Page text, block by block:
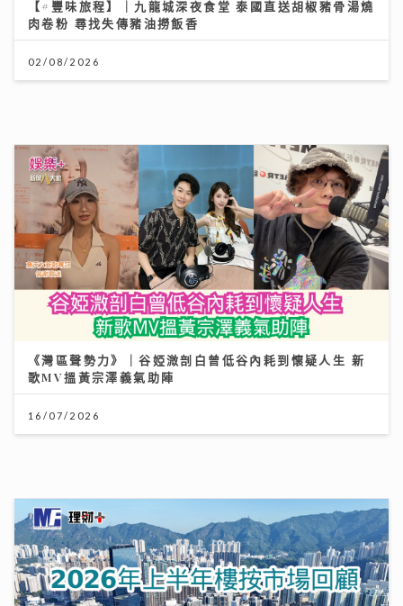
2026年上半年樓按市場回顧
《第四幕》亮相紐約亞洲電影節 袁澧林奪「亞洲新星
獎」 笑言5公斤獎座「份量十足」：要操Gym迎接更多
獎項
25/07/2026